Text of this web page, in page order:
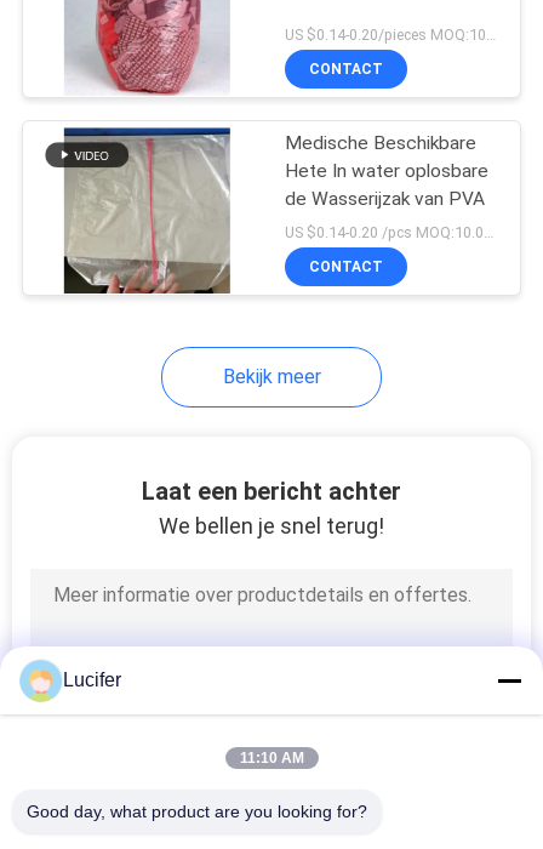
US $0.14-0.20/pieces MOQ:101000 stuks
CONTACT
Medische Beschikbare
Hete In water oplosbare
de Wasserijzak van PVA
US $0.14-0.20 /pcs MOQ:10.000 PCs
CONTACT
Bekijk meer
Laat een bericht achter
We bellen je snel terug!
Lucifer
11:10 AM
Good day, what product are you looking for?